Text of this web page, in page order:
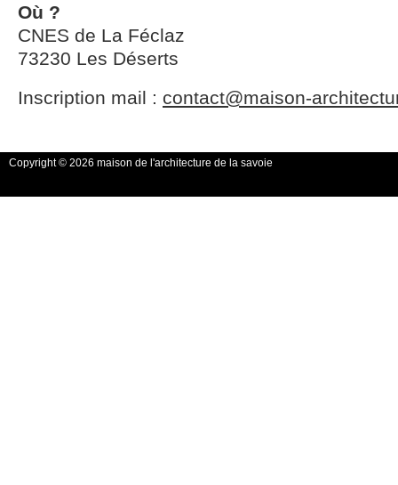
Où ?
CNES de La Féclaz
73230 Les Déserts
Inscription mail : contact@maison-
Copyright © 2026 maison de l'architecture de la savoie